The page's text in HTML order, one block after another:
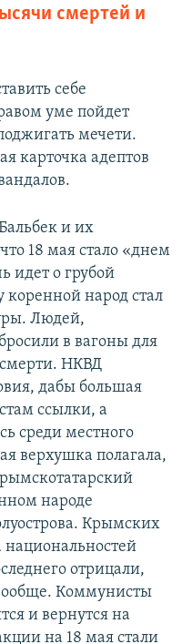
смертей и
себе
уме пойдет
мечети.
карточка адептов
и их
18 мая стало «днем
идет о грубой
коренной народ стал
Людей,
в вагоны для
смерти. НКВД
дабы большая
ссылки, а
среди местного
верхушка полагала,
народе
Крымских
национальностей
отрицали,
Коммунисты
и вернутся на
на 18 мая стали